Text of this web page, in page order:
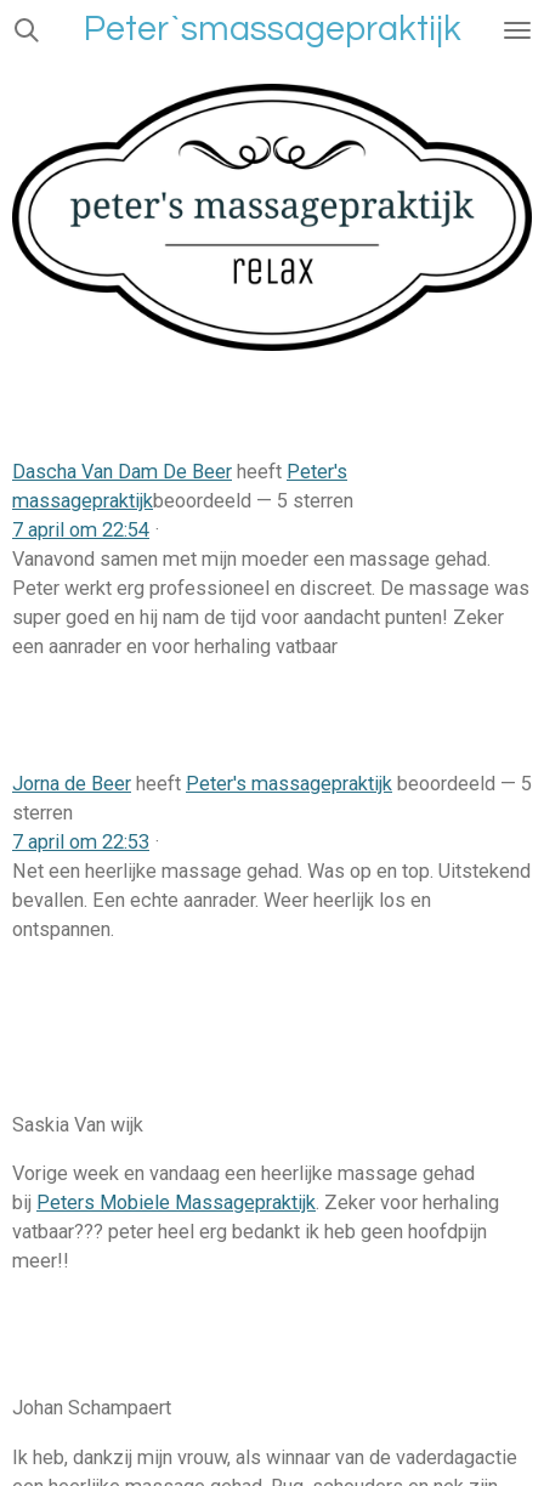
Ga
hoofdinhoud
Peter`smassagepraktijk
Dascha Van Dam De Beer heeft Peter's
massagepraktijkbeoordeeld — 5 sterren
7 april om 22:54 ·
Vanavond samen met mijn moeder een massage gehad.
Peter werkt erg professioneel en discreet. De massage was
super goed en hij nam de tijd voor aandacht punten! Zeker
een aanrader en voor herhaling vatbaar
Jorna de Beer heeft Peter's massagepraktijk beoordeeld — 5
sterren
7 april om 22:53 ·
Net een heerlijke massage gehad. Was op en top. Uitstekend
bevallen. Een echte aanrader. Weer heerlijk los en
ontspannen.
Saskia Van wijk
Vorige week en vandaag een heerlijke massage gehad
bij Peters Mobiele Massagepraktijk. Zeker voor herhaling
vatbaar??? peter heel erg bedankt ik heb geen hoofdpijn
meer!!
Johan Schampaert
Ik heb, dankzij mijn vrouw, als winnaar van de vaderdagactie